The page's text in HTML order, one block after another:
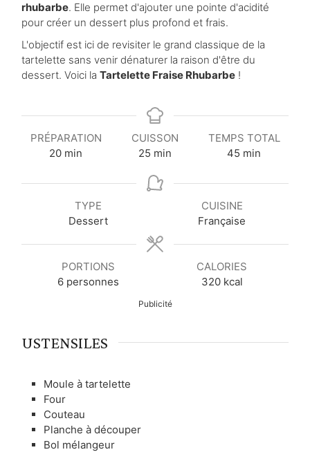
rhubarbe. Elle permet d'ajouter une pointe d'acidité
pour créer un dessert plus profond et frais.
L'objectif est ici de revisiter le grand classique de la
tartelette sans venir dénaturer la raison d'être du
dessert. Voici la Tartelette Fraise Rhubarbe !
PRÉPARATION
20m
n
s
min
CUISSON
25 m
n
s
min
TEMPS TOTAL
45 m
n
t
e
s
min
TYPE
Dessert
CUISINE
Française
PORTIONS
6 personnes
CALORIES
320 kcal
Publicité
USTENSILES
Moule à tartelette
Four
Couteau
Planche à découper
Bol mélangeur